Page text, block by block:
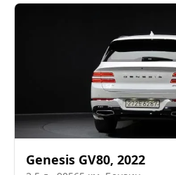
Genesis GV80, 2022